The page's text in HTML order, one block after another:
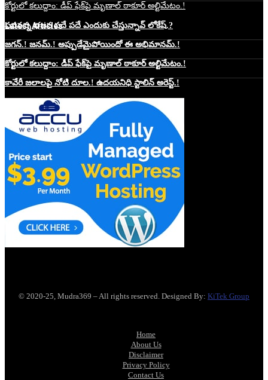
కోర్టులో కలుద్దాం: డీప్ ఫేక్‌పై మృణాల్ ఠాకూర్ అల్టిమేటం.!
Latest Articles
పవనన్న భజన పదే పదే ఎందుకు చేస్తున్నావ్ లోకేష్.?
జగన్.! జనమ్.! అప్పుడేమైపోయిందో ఈ అభిమానమ్.!
కోర్టులో కలుద్దాం: డీప్ ఫేక్‌పై మృణాల్ ఠాకూర్ అల్టిమేటం.!
కావేరీ జలాలపై నోటి దూల.! ఉదయనిధి స్టాలిన్ అరెస్ట్.!
Website Hosting Sponser
© 2020-25, Mudra369 – All rights reserved. Designed By: KiTek Group
Home
About Us
Disclaimer
Privacy Policy
Contact Us